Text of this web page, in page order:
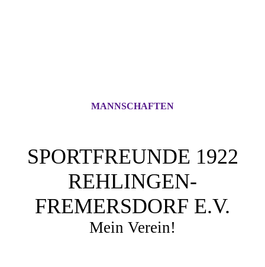
MANNSCHAFTEN
SPORTFREUNDE 1922
REHLINGEN-
FREMERSDORF E.V.
Mein Verein!